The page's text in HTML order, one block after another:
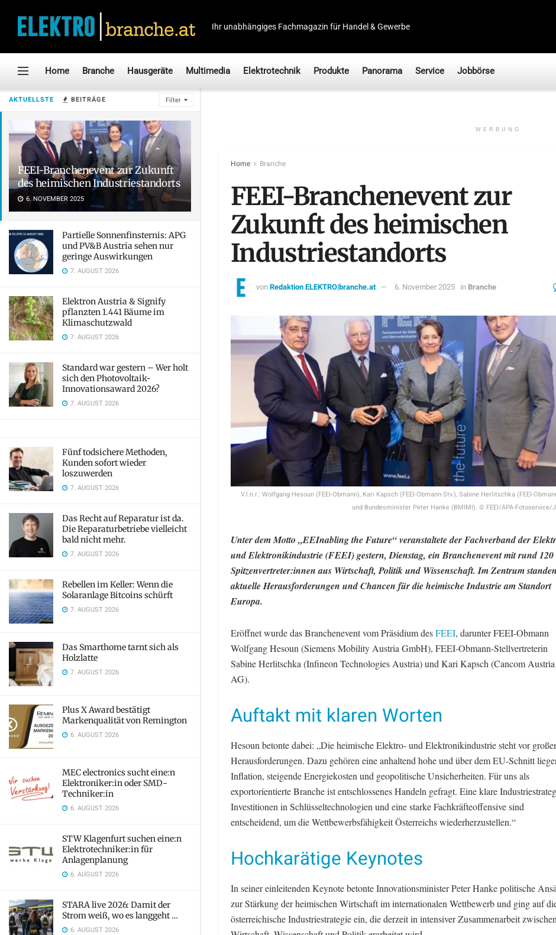
AKTUELLSTE BEITRÄGE Filter
FEEI-Branchenevent zur Zukunft
des heimischen Industriestandorts
6. NOVEMBER 2025
Partielle Sonnenfinsternis: APG
und PV&B Austria sehen nur
geringe Auswirkungen
7. AUGUST 2026
Elektron Austria & Signify
pflanzten 1.441 Bäume im
Klimaschutzwald
7. AUGUST 2026
Standard war gestern – Wer holt
sich den Photovoltaik-
Innovationsaward 2026?
7. AUGUST 2026
Fünf todsichere Methoden,
Kunden sofort wieder
loszuwerden
7. AUGUST 2026
Das Recht auf Reparatur ist da.
Die Reparaturbetriebe vielleicht
bald nicht mehr.
7. AUGUST 2026
Rebellen im Keller: Wenn die
Solaranlage Bitcoins schürft
7. AUGUST 2026
Das Smarthome tarnt sich als
Holzlatte
7. AUGUST 2026
Plus X Award bestätigt
Markenqualität von Remington
6. AUGUST 2026
MEC electronics sucht eine:n
Elektroniker:in oder SMD-
Techniker:in
6. AUGUST 2026
STW Klagenfurt suchen eine:n
Elektrotechniker:in für
Anlagenplanung
6. AUGUST 2026
STARA live 2026: Damit der
Strom weiß, wo es langgeht …
6. AUGUST 2026
Ihr unabhängiges Fachmagazin für Handel & Gewerbe
Home Branche Hausgeräte Multimedia Elektrotechnik Produkte Panorama Service Jobbörse
WERBUNG
Home Branche
FEEI-Branchenevent zur
Zukunft des heimischen
Industriestandorts
vonRedaktion ELEKTRO|branche.at 6. November 2025 in Branche
V.l.n.r.: Wolfgang Hesoun (FEEI-Obmann), Kari Kapsch (FEEI-Obmann-Stv.), Sabine Herlitschka (FEEI-
und Bundesminister Peter Hanke (BMIMI). © FEEI/APA-Fotoservice/
Unter dem Motto „EEInabling the Future“ veranstaltete der Fachverband der
und Elektronikindustrie (FEEI) gestern, Dienstag, ein Branchenevent mit rund 120
Spitzenvertreter:innen aus Wirtschaft, Politik und Wissenschaft. Im Zentrum standen
aktuelle Herausforderungen und Chancen für die heimische Industrie am Standort
Europa.
Eröffnet wurde das Branchenevent vom Präsidium desFEEI, darunter FEEI-Obmann
Wolfgang Hesoun (Siemens Mobility Austria GmbH), FEEI-Obmann-Stellvertreterin
Sabine Herlitschka (Infineon Technologies Austria) und Kari Kapsch (Cancom Austria
AG).
Auftakt mit klaren Worten
Hesoun betonte dabei: „Die heimische Elektro- und Elektronikindustrie steht vor
Herausforderungen. Dazu gehören eine anhaltend hohe und über dem EU-Schnitt
Inflation, steigende Energiekosten und geopolitische Unsicherheiten. Für uns als
exportorientierte Branche ist entschlossenes Handeln gefragt. Eine klare
Investitionen in Schlüsseltechnologien und eine starke Fachkräfteoffensive sind
entscheidend, um die Wettbewerbsfähigkeit Österreichs wiederherzustellen.“
Hochkarätige Keynotes
In seiner einleitenden Keynote betonte Innovationsminister Peter Hanke politische
zur Stärkung der heimischen Wirtschaft im internationalen Wettbewerb und ging auf
österreichische Industriestrategie ein, die derzeit in intensiver Zusammenarbeit zwischen